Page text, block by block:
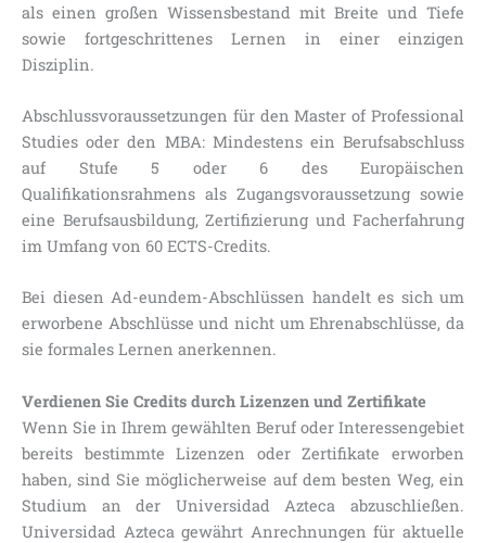
als einen großen Wissensbestand mit Breite und Tiefe
sowie fortgeschrittenes Lernen in einer einzigen
Disziplin.
Abschlussvoraussetzungen für den Master of Professional
Studies oder den MBA: Mindestens ein Berufsabschluss
auf Stufe 5 oder 6 des Europäischen
Qualifikationsrahmens als Zugangsvoraussetzung sowie
eine Berufsausbildung, Zertifizierung und Facherfahrung
im Umfang von 60 ECTS-Credits.
Bei diesen Ad-eundem-Abschlüssen handelt es sich um
erworbene Abschlüsse und nicht um Ehrenabschlüsse, da
sie formales Lernen anerkennen.
Verdienen Sie Credits durch Lizenzen und Zertifikate
Wenn Sie in Ihrem gewählten Beruf oder Interessengebiet
bereits bestimmte Lizenzen oder Zertifikate erworben
haben, sind Sie möglicherweise auf dem besten Weg, ein
Studium an der Universidad Azteca abzuschließen.
Universidad Azteca gewährt Anrechnungen für aktuelle